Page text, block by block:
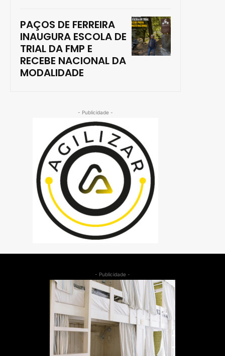
PAÇOS DE FERREIRA
INAUGURA ESCOLA DE
TRIAL DA FMP E
RECEBE NACIONAL DA
MODALIDADE
- Publicidade -
- Publicidade -